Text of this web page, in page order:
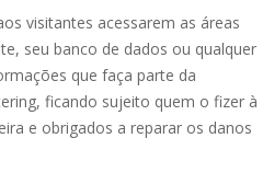
visitantes acessarem as áreas
seu banco de dados ou qualquer
que faça parte da
ficando sujeito quem o fizer à
e obrigados a reparar os danos